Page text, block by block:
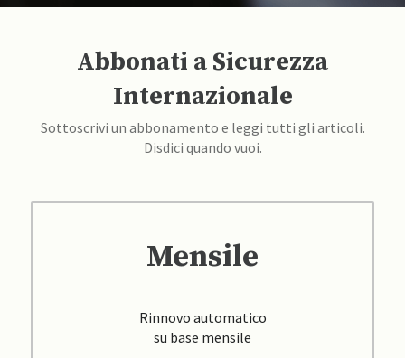
Abbonati a Sicurezza
Internazionale
Sottoscrivi un abbonamento e leggi tutti gli articoli.
Disdici quando vuoi.
Mensile
Rinnovo automatico
su base mensile